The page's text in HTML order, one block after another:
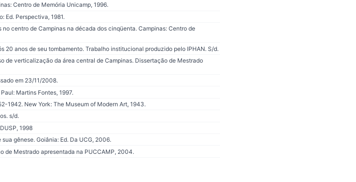
Centro de Memória Unicamp, 1996.
Ed. Perspectiva, 1981.
centro de Campinas na década dos cinqüenta. Campinas: Centro de
20 anos de seu tombamento. Trabalho institucional produzido pelo IPHAN. S/d.
de verticalização da área central de Campinas. Dissertação de Mestrado
em 23/11/2008.
Martins Fontes, 1997.
1942. New York: The Museum of Modern Art, 1943.
s/d.
1998
gênese. Goiânia: Ed. Da UCG, 2006.
de Mestrado apresentada na PUCCAMP, 2004.